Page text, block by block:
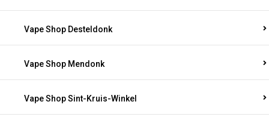
Vape Shop Desteldonk
Vape Shop Mendonk
Vape Shop Sint-Kruis-Winkel